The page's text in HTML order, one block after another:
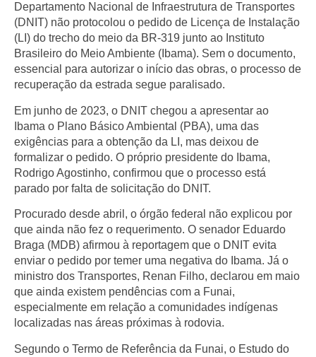
Departamento Nacional de Infraestrutura de Transportes
(DNIT) não protocolou o pedido de Licença de Instalação
(LI) do trecho do meio da BR-319 junto ao Instituto
Brasileiro do Meio Ambiente (Ibama). Sem o documento,
essencial para autorizar o início das obras, o processo de
recuperação da estrada segue paralisado.
Em junho de 2023, o DNIT chegou a apresentar ao
Ibama o Plano Básico Ambiental (PBA), uma das
exigências para a obtenção da LI, mas deixou de
formalizar o pedido. O próprio presidente do Ibama,
Rodrigo Agostinho, confirmou que o processo está
parado por falta de solicitação do DNIT.
Procurado desde abril, o órgão federal não explicou por
que ainda não fez o requerimento. O senador Eduardo
Braga (MDB) afirmou à reportagem que o DNIT evita
enviar o pedido por temer uma negativa do Ibama. Já o
ministro dos Transportes, Renan Filho, declarou em maio
que ainda existem pendências com a Funai,
especialmente em relação a comunidades indígenas
localizadas nas áreas próximas à rodovia.
Segundo o Termo de Referência da Funai, o Estudo do